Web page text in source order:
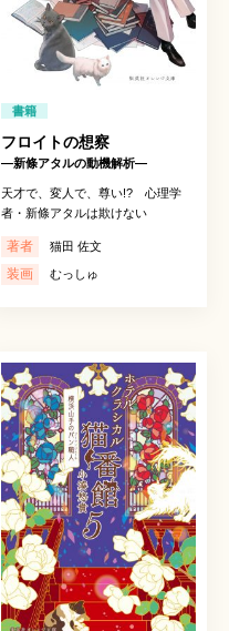
書籍
フロイトの想察
―新條アタルの動機解析―
天才で、変人で、尊い!? 心理学
者・新條アタルは欺けない
著者 猫田 佐文
装画 むっしゅ